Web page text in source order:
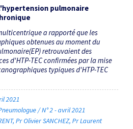
pulmonaire
a rapporté que les
obtenues au moment du
retrouvaient des
d'HTP-TEC confirmées par la mise
typiques d'HTP-TEC
2021
/ N° 2 - avril 2021
Pr Olivier SANCHEZ Pr Laurent